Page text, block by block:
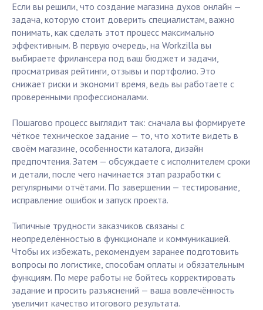
Если вы решили, что создание магазина духов онлайн —
задача, которую стоит доверить специалистам, важно
понимать, как сделать этот процесс максимально
эффективным. В первую очередь, на Workzilla вы
выбираете фрилансера под ваш бюджет и задачи,
просматривая рейтинги, отзывы и портфолио. Это
снижает риски и экономит время, ведь вы работаете с
проверенными профессионалами.
Пошагово процесс выглядит так: сначала вы формируете
чёткое техническое задание — то, что хотите видеть в
своём магазине, особенности каталога, дизайн
предпочтения. Затем — обсуждаете с исполнителем сроки
и детали, после чего начинается этап разработки с
регулярными отчётами. По завершении — тестирование,
исправление ошибок и запуск проекта.
Типичные трудности заказчиков связаны с
неопределённостью в функционале и коммуникацией.
Чтобы их избежать, рекомендуем заранее подготовить
вопросы по логистике, способам оплаты и обязательным
функциям. По мере работы не бойтесь корректировать
задание и просить разъяснений — ваша вовлечённость
увеличит качество итогового результата.